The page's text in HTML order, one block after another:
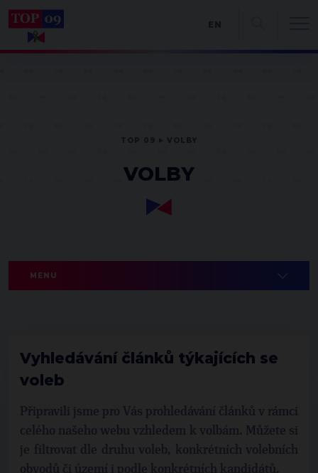
VOLBY
MENU
Vyhledávání článků týkajících se
voleb
Připravili jsme pro Vás prohledávání článků v rámci
celého našeho webu vzhledem k volbám. Můžete si
je filtrovat dle druhu voleb, konkrétních volebních
obvodů či území i podle konkrétních kandidátů.